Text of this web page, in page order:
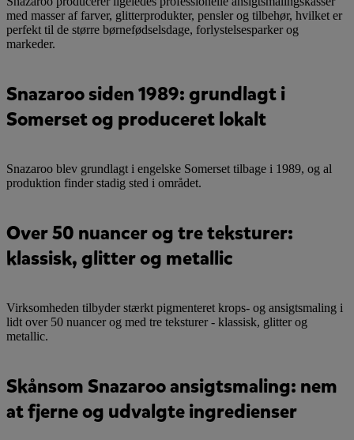
med masser af farver, glitterprodukter, pensler og tilbehør, hvilket er
perfekt til de større børnefødselsdage, forlystelsesparker og
markeder.
Snazaroo siden 1989: grundlagt i
Somerset og produceret lokalt
Snazaroo blev grundlagt i engelske Somerset tilbage i 1989, og al
produktion finder stadig sted i området.
Over 50 nuancer og tre teksturer:
klassisk, glitter og metallic
Virksomheden tilbyder stærkt pigmenteret krops- og ansigtsmaling i
lidt over 50 nuancer og med tre teksturer - klassisk, glitter og
metallic.
Skånsom Snazaroo ansigtsmaling: nem
at fjerne og udvalgte ingredienser